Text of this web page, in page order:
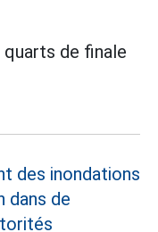
quarts de finale